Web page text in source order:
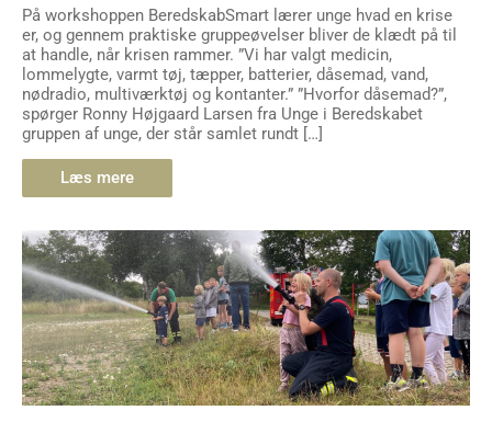
På workshoppen BeredskabSmart lærer unge hvad en krise
er, og gennem praktiske gruppeøvelser bliver de klædt på til
at handle, når krisen rammer. ”Vi har valgt medicin,
lommelygte, varmt tøj, tæpper, batterier, dåsemad, vand,
nødradio, multiværktøj og kontanter.” ”Hvorfor dåsemad?”,
spørger Ronny Højgaard Larsen fra Unge i Beredskabet
gruppen af unge, der står samlet rundt […]
Læs mere